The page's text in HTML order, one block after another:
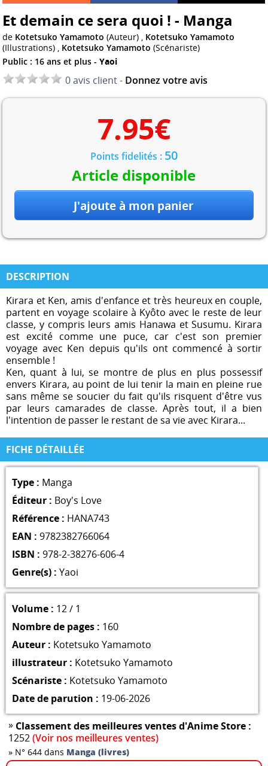
Et demain ce sera quoi ! - Manga
de Kotetsuko Yamamoto (Auteur) , Kotetsuko Yamamoto
(Illustrations) , Kotetsuko Yamamoto (Scénariste)
Public : 16 ans et plus -Yaoi
0 avis client - Donnez votre avis
7.95€
Points fidelités : 50
Article disponible
DESCRIPTION
Kirara et Ken, amis d'enfance et très heureux en couple,
partent en voyage scolaire à Kyôto avec le reste de leur
classe, y compris leurs amis Hanawa et Susumu. Kirara
est excité comme une puce, car c'est son premier
voyage avec Ken depuis qu'ils ont commencé à sortir
ensemble !
Ken, quant à lui, se montre de plus en plus possessif
envers Kirara, au point de lui tenir la main en pleine rue
sans même se soucier du fait qu'ils risquent d'être vus
par leurs camarades de classe. Après tout, il a bien
l'intention de passer le restant de sa vie avec Kirara...
FICHE DÉTAILLÉE
Type : Manga
Éditeur : Boy's Love
Référence : HANA743
EAN : 9782382766064
ISBN : 978-2-38276-606-4
Genre(s) : Yaoi
Volume : 12 / 1
Nombre de pages : 160
Auteur : Kotetsuko Yamamoto
illustrateur : Kotetsuko Yamamoto
Scénariste : Kotetsuko Yamamoto
Date de parution : 19-06-2026
» Classement des meilleures ventes d'Anime Store :
1252(Voir nos meilleures ventes)
» N° 644 dans Manga (livres)